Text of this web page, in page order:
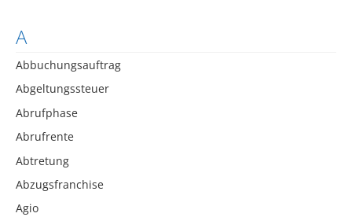
A
Abbuchungsauftrag
Abgeltungssteuer
Abrufphase
Abrufrente
Abtretung
Abzugsfranchise
Agio